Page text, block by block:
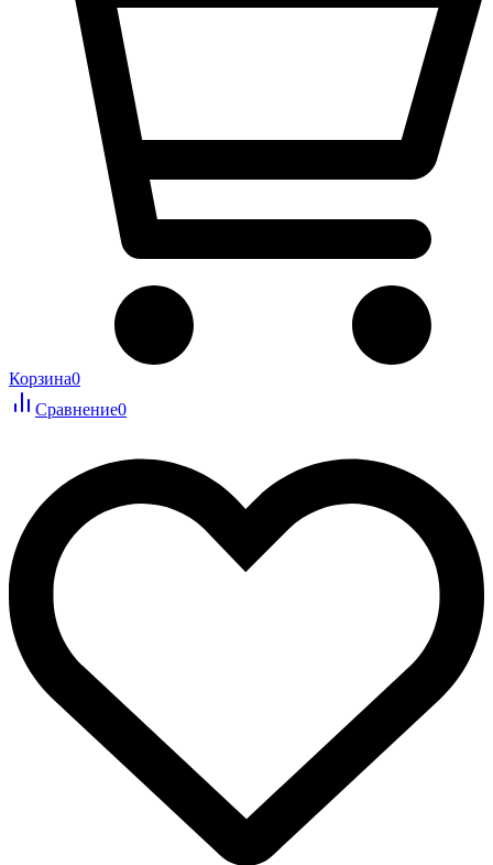
Корзина0
Сравнение0